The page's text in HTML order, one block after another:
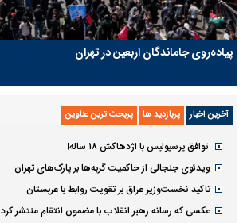
پیاده‌روی جاماندگان اربعین در تهران
آخرین اخبار پربازدید ها پربحث ترین عناوین
توافق پرسپولیس با اژدهاکش ۱۸ ساله!
ویدئوی جنجالی از حاکمیت گربه‌ها بر پارک‌های تهران
تاکید نخست‌وزیر عراق بر تقویت روابط با عربستان
عکسی که رسانه رهبر انقلاب با مضمون انتقام منتشر کرد